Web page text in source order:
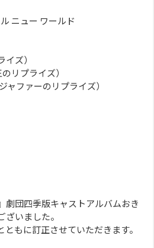
ニュー ワールド
ズ）
リプライズ）
ャファーのリプライズ）
劇団四季版キャストアルバムおき
ざいました。
もに訂正させていただきます。